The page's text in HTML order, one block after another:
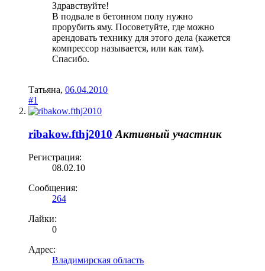
Здравствуйте!
В подвале в бетонном полу нужно
прорубить яму. Посоветуйте, где можно
арендовать технику для этого дела (кажется
компрессор называется, или как там).
Спасибо.
Татьяна, 06.04.2010
#1
ribakow.fthj2010 Активный участник
Регистрация:
08.02.10
Сообщения:
264
Лайки:
0
Адрес:
Владимирская область